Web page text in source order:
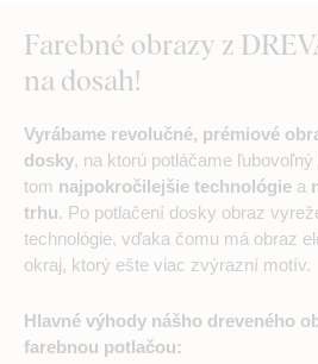
Farebné obrazy z
na dosah!
Vyrábame revolučné, prémiové
dosky, na ktorú potláčame
tom najpokročilejšie technológie a
trhu. Po potlačení dosky obraz
technológie, vďaka čomu má obraz
okraj, ktorý ešte viac zvýrazní motív.
Hlavné výhody nášho dreveného
farebnou potlačou: